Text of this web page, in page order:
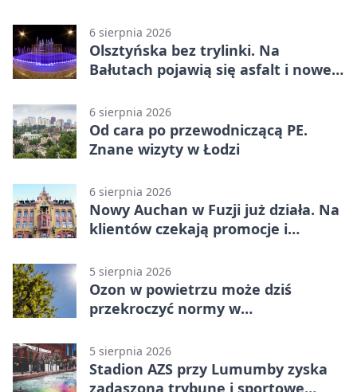
6 sierpnia 2026
Olsztyńska bez trylinki. Na
Bałutach pojawią się asfalt i nowe
6 sierpnia 2026
Od cara po przewodniczącą PE.
Znane wizyty w Łodzi
6 sierpnia 2026
Nowy Auchan w Fuzji już działa. Na
klientów czekają promocje i
5 sierpnia 2026
Ozon w powietrzu może dziś
przekroczyć normy w
5 sierpnia 2026
Stadion AZS przy Lumumby zyska
zadaszoną trybunę i sportowe